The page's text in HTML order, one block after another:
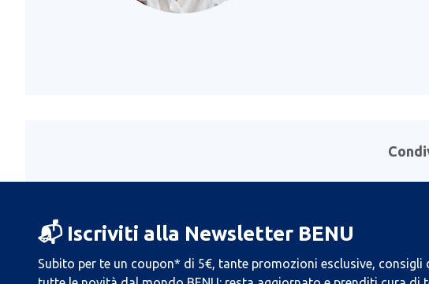
📬 Iscriviti alla Newsletter BENU
Subito per te un coupon* di 5€, tante promozioni esclusive, consigli